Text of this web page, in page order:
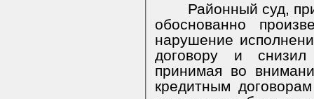
Районный суд,
обоснованно
нарушение
договору и
принимая во
кредитным